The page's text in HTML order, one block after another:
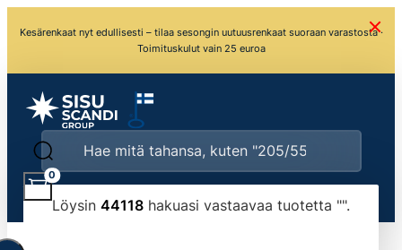
Kesärenkaat nyt edullisesti – tilaa sesongin uutuusrenkaat suoraan varastosta ·
Toimituskulut vain 25 euroa
Löysin 44118 hakuasi vastaavaa tuotetta "".
0